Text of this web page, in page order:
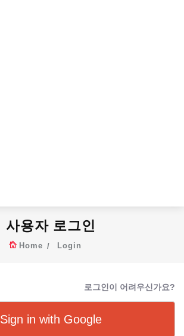
사용자 로그인
Home Login
로그인이 어려우신가요?
Sign in with Google